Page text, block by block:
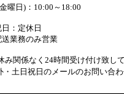
曜日)：10:00～18:00
：定休日
業務のみ営業
み関係なく24時間受け付け致して
土日祝日のメールのお問い合